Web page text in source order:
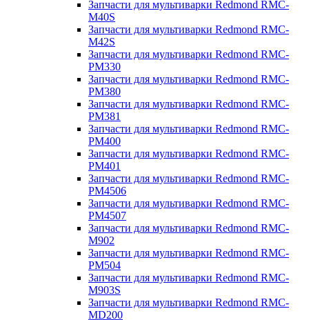
Запчасти для мультиварки Redmond RMC-
M40S
Запчасти для мультиварки Redmond RMC-
M42S
Запчасти для мультиварки Redmond RMC-
PM330
Запчасти для мультиварки Redmond RMC-
PM380
Запчасти для мультиварки Redmond RMC-
PM381
Запчасти для мультиварки Redmond RMC-
PM400
Запчасти для мультиварки Redmond RMC-
PM401
Запчасти для мультиварки Redmond RMC-
PM4506
Запчасти для мультиварки Redmond RMC-
PM4507
Запчасти для мультиварки Redmond RMC-
M902
Запчасти для мультиварки Redmond RMC-
PM504
Запчасти для мультиварки Redmond RMC-
M903S
Запчасти для мультиварки Redmond RMC-
MD200